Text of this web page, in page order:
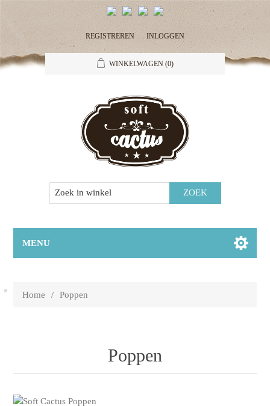
REGISTREREN INLOGGEN
WINKELWAGEN (0)
MENU
Home / Poppen
Poppen